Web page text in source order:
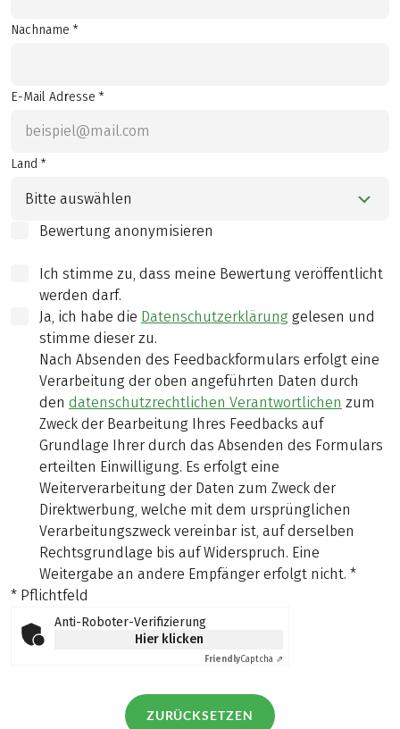
Nachname *
E-Mail Adresse *
Land *
Bitte auswählen
Bewertung anonymisieren
Ich stimme zu, dass meine Bewertung veröffentlicht
werden darf.
Ja, ich habe die Datenschutzerklärung gelesen und
stimme dieser zu.
Nach Absenden des Feedbackformulars erfolgt eine
Verarbeitung der oben angeführten Daten durch
den datenschutzrechtlichen Verantwortlichen zum
Zweck der Bearbeitung Ihres Feedbacks auf
Grundlage Ihrer durch das Absenden des Formulars
erteilten Einwilligung. Es erfolgt eine
Weiterverarbeitung der Daten zum Zweck der
Direktwerbung, welche mit dem ursprünglichen
Verarbeitungszweck vereinbar ist, auf derselben
Rechtsgrundlage bis auf Widerspruch. Eine
Weitergabe an andere Empfänger erfolgt nicht. *
* Pflichtfeld
Anti-Roboter-Verifizierung
Hier klicken
FriendlyCaptcha ⇗
ZURÜCKSETZEN